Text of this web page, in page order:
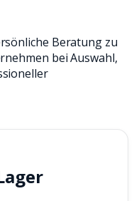
Beratung zu
bei Auswahl,